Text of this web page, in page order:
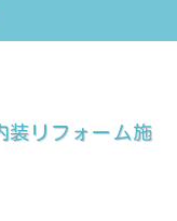
タ
装リフォーム施